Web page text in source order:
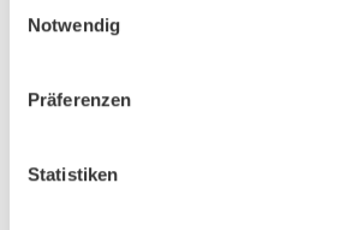
Notwendig
Präferenzen
Statistiken
MUSIC STYLE
COURSE PLAN